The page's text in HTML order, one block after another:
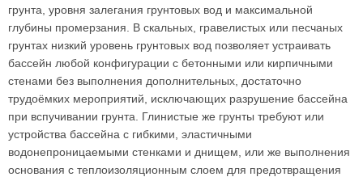
грунта, уровня залегания грунтовых вод и максимальной
глубины промерзания. В скальных, гравелистых или песчаных
грунтах низкий уровень грунтовых вод позволяет устраивать
бассейн любой конфигурации с бетонными или кирпичными
стенами без выполнения дополнительных, достаточно
трудоёмких мероприятий, исключающих разрушение бассейна
при вспучивании грунта. Глинистые же грунты требуют или
устройства бассейна с гибкими, эластичными
водонепроницаемыми стенками и днищем, или же выполнения
основания с теплоизоляционным слоем для предотвращения